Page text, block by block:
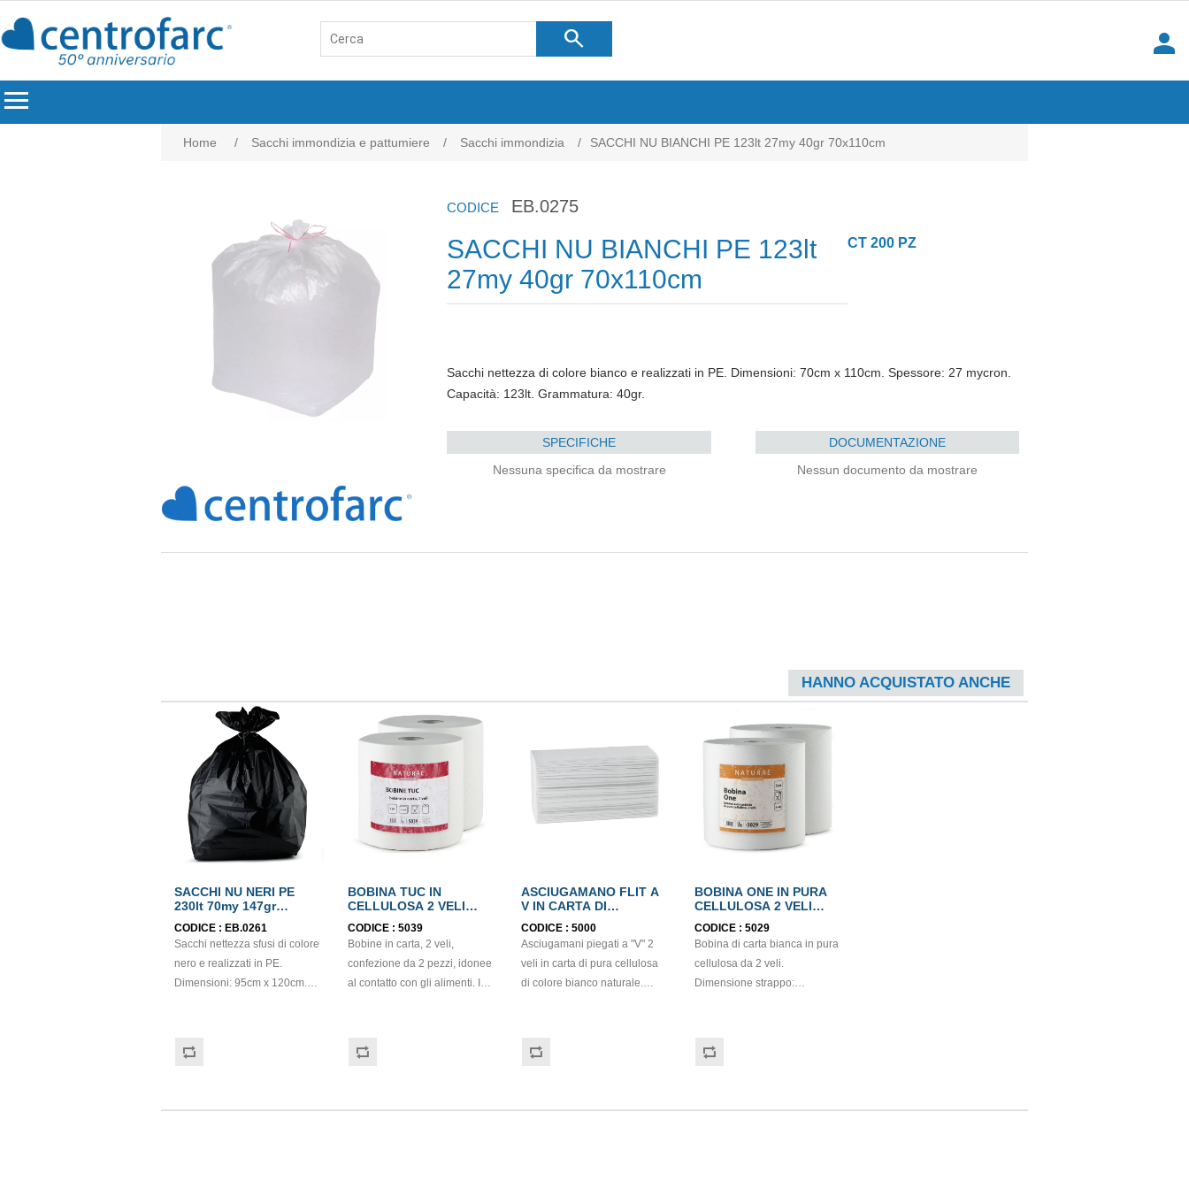
search
person
menu
Home / Sacchi immondizia e pattumiere / Sacchi immondizia / SACCHI NU BIANCHI PE 123lt 27my 40gr 70x110cm
CODICE EB.0275
SACCHI NU BIANCHI PE 123lt
27my 40gr 70x110cm
CT 200 PZ
Sacchi nettezza di colore bianco e realizzati in PE. Dimensioni: 70cm x 110cm. Spessore: 27 mycron.
Capacità: 123lt. Grammatura: 40gr.
SPECIFICHE
Nessuna specifica da mostrare
DOCUMENTAZIONE
Nessun documento da mostrare
HANNO ACQUISTATO ANCHE
SACCHI NU NERI PE
230lt 70my 147gr
CODICE : EB.0261
Sacchi nettezza sfusi di colore
nero e realizzati in PE.
Dimensioni: 95cm x 120cm.
BOBINA TUC IN
CELLULOSA 2 VELI
CODICE : 5039
Bobine in carta, 2 veli,
confezione da 2 pezzi, idonee
al contatto con gli alimenti. In
Gr/mq: 21. Prodotto con
ASCIUGAMANO FLIT A
V IN CARTA DI
ECOLABEL
CODICE : 5000
Asciugamani piegati a "V" 2
veli in carta di pura cellulosa
di colore bianco naturale.
Prodotto con certificazione
BOBINA ONE IN PURA
CELLULOSA 2 VELI
CODICE : 5029
Bobina di carta bianca in pura
cellulosa da 2 veli.
Dimensione strappo: